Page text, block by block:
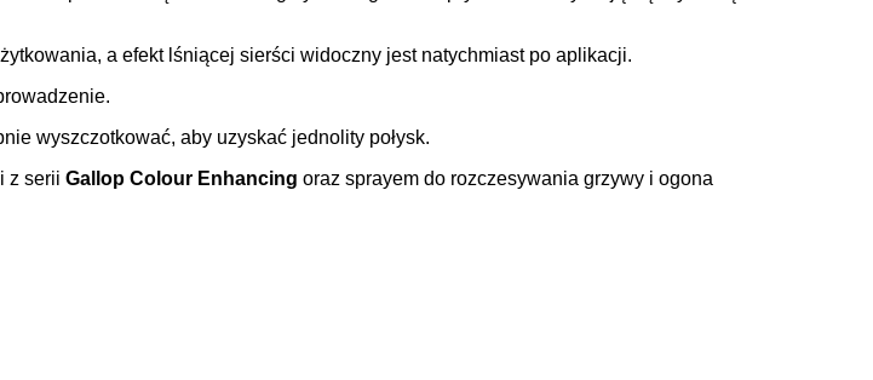
a efekt lśniącej sierści widoczny jest natychmiast po aplikacji.
wyszczotkować, aby uzyskać jednolity połysk.
z serii Gallop Colour Enhancing oraz sprayem do rozczesywania grzywy i ogona